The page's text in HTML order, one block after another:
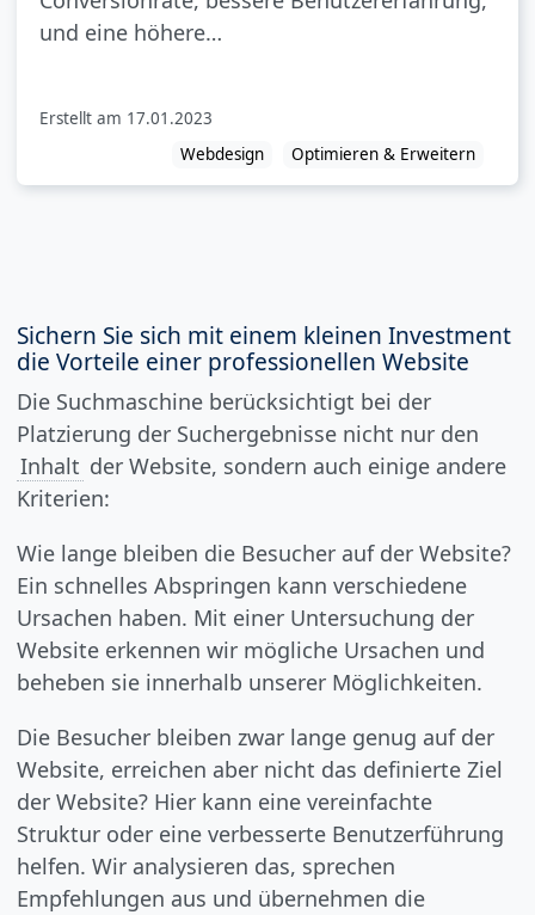
und eine höhere…
Erstellt am 17.01.2023
Webdesign
Optimieren & Erweitern
Sichern Sie sich mit einem kleinen Investment
die Vorteile einer professionellen Website
Die Suchmaschine berücksichtigt bei der
Platzierung der Suchergebnisse nicht nur den
Inhalt der Website, sondern auch einige andere
Kriterien:
Wie lange bleiben die Besucher auf der Website?
Ein schnelles Abspringen kann verschiedene
Ursachen haben. Mit einer Untersuchung der
Website erkennen wir mögliche Ursachen und
beheben sie innerhalb unserer Möglichkeiten.
Die Besucher bleiben zwar lange genug auf der
Website, erreichen aber nicht das definierte Ziel
der Website? Hier kann eine vereinfachte
Struktur oder eine verbesserte Benutzerführung
helfen. Wir analysieren das, sprechen
Empfehlungen aus und übernehmen die